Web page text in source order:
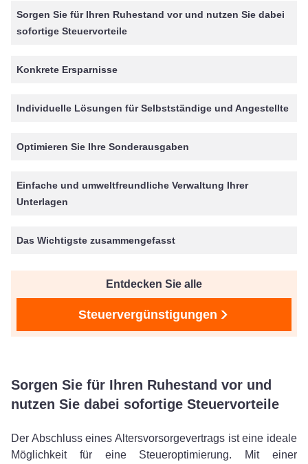
Sorgen Sie für Ihren Ruhestand vor und nutzen Sie dabei
sofortige Steuervorteile
Konkrete Ersparnisse
Individuelle Lösungen für Selbstständige und Angestellte
Optimieren Sie Ihre Sonderausgaben
Einfache und umweltfreundliche Verwaltung Ihrer
Unterlagen
Das Wichtigste zusammengefasst
Entdecken Sie alle
Steuervergünstigungen
Sorgen Sie für Ihren Ruhestand vor und
nutzen Sie dabei sofortige Steuervorteile
Der Abschluss eines Altersvorsorgevertrags ist eine ideale
Möglichkeit für eine Steueroptimierung. Mit einer